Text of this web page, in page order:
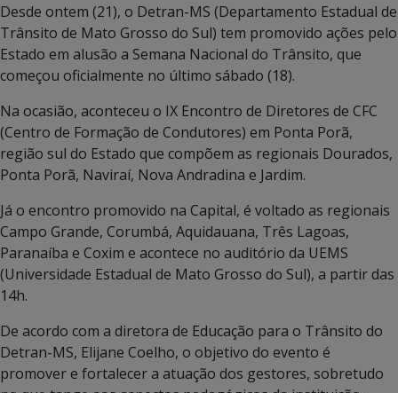
Desde ontem (21), o Detran-MS (Departamento Estadual de
Trânsito de Mato Grosso do Sul) tem promovido ações pelo
Estado em alusão a Semana Nacional do Trânsito, que
começou oficialmente no último sábado (18).
Na ocasião, aconteceu o IX Encontro de Diretores de CFC
(Centro de Formação de Condutores) em Ponta Porã,
região sul do Estado que compõem as regionais Dourados,
Ponta Porã, Naviraí, Nova Andradina e Jardim.
Já o encontro promovido na Capital, é voltado as regionais
Campo Grande, Corumbá, Aquidauana, Três Lagoas,
Paranaíba e Coxim e acontece no auditório da UEMS
(Universidade Estadual de Mato Grosso do Sul), a partir das
14h.
De acordo com a diretora de Educação para o Trânsito do
Detran-MS, Elijane Coelho, o objetivo do evento é
promover e fortalecer a atuação dos gestores, sobretudo